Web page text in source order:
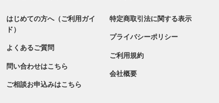
はじめての方へ（ご利用ガイ
ド）
よくあるご質問
問い合わせはこちら
ご相談お申込みはこちら
特定商取引法に関する表示
プライバシーポリシー
ご利用規約
会社概要